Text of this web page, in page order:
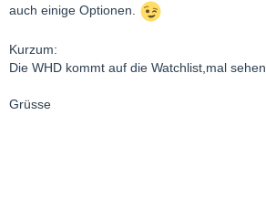
auch einige Optionen.
Kurzum:
Die WHD kommt auf die Watchlist,mal
Grüsse